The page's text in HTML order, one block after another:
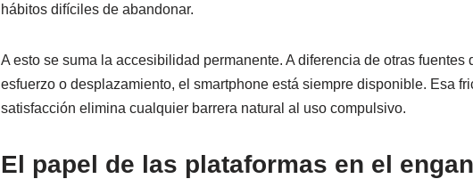
hábitos difíciles de abandonar.
A esto se suma la accesibilidad permanente. A diferencia de otras fuentes
esfuerzo o desplazamiento, el smartphone está siempre disponible. Esa
satisfacción elimina cualquier barrera natural al uso compulsivo.
El papel de las plataformas en el